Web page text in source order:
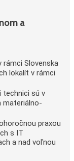
a
Slovenska
lokalít v rámci
technici sú v
materiálno-
praxou
s IT
a nad voľnou